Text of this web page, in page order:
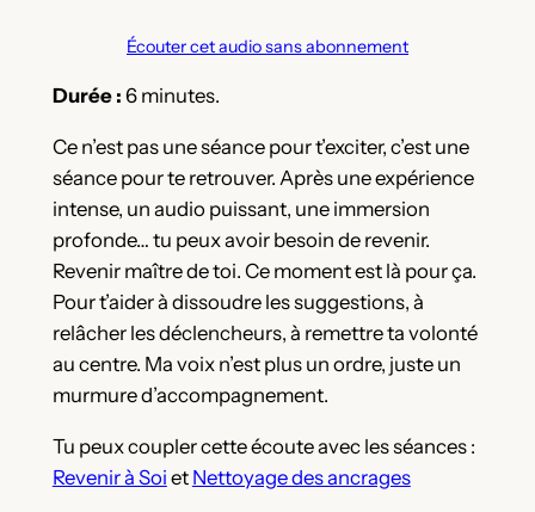
Écouter cet audio sans abonnement
Durée : 6 minutes.
Ce n’est pas une séance pour t’exciter, c’est une
séance pour te retrouver. Après une expérience
intense, un audio puissant, une immersion
profonde… tu peux avoir besoin de revenir.
Revenir maître de toi. Ce moment est là pour ça.
Pour t’aider à dissoudre les suggestions, à
relâcher les déclencheurs, à remettre ta volonté
au centre. Ma voix n’est plus un ordre, juste un
murmure d’accompagnement.
Tu peux coupler cette écoute avec les séances :
Revenir à Soi et Nettoyage des ancrages